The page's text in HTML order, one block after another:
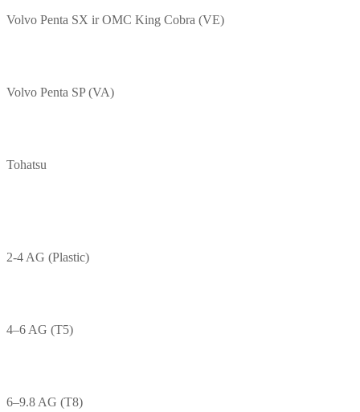
Volvo Penta SX ir OMC King Cobra (VE)
Volvo Penta SP (VA)
Tohatsu
2-4 AG (Plastic)
4–6 AG (T5)
6–9.8 AG (T8)